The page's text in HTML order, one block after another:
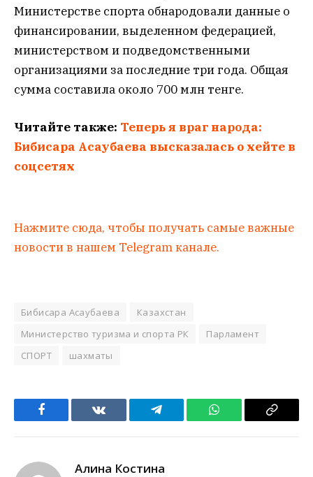
Министерстве спорта обнародовали данные о
финансировании, выделенном федерацией,
министерством и подведомственными
организациями за последние три года. Общая
сумма составила около 700 млн тенге.
Читайте также: Теперь я враг народа:
Бибисара Асаубаева высказалась о хейте в
соцсетях
Нажмите сюда, чтобы получать самые важные
новости в нашем Telegram канале.
Бибисара Асаубаева
Казахстан
Министерство туризма и спорта РК
Парламент
СПОРТ
шахматы
Facebook VKontakteTelegram WhatsApp Copy
Алина Костина